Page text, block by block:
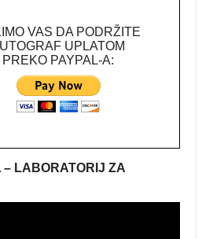
VAS DA PODRŽITE
UPLATOM
PREKO PAYPAL-A:
– LABORATORIJ ZA